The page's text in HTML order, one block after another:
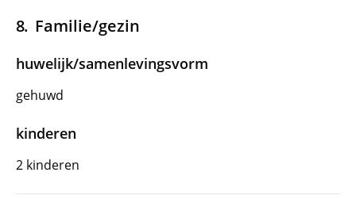
Familie/gezin
huwelijk/samenlevingsvorm
gehuwd
kinderen
2 kinderen